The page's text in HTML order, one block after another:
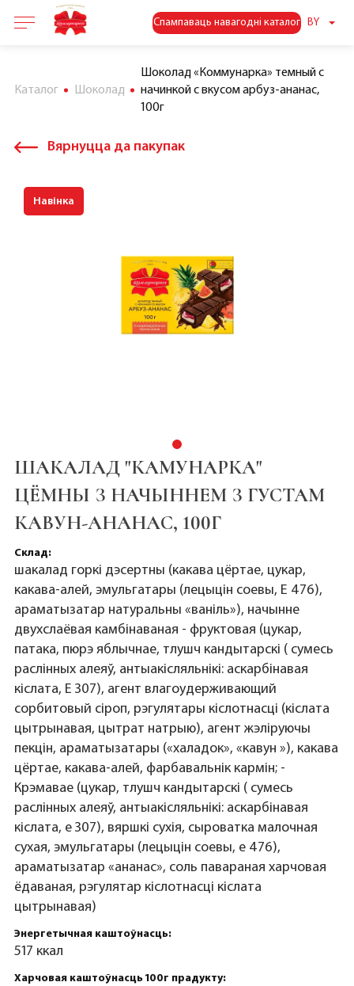
Спампаваць навагодні каталог BY
Каталог Шоколад
Шоколад «Коммунарка» темный с
начинкой с вкусом арбуз-ананас,
100г
Вярнуцца да пакупак
Навінка
ШАКАЛАД "КАМУНАРКА"
ЦЁМНЫ З НАЧЫННЕМ З ГУСТАМ
КАВУН-АНАНАС, 100Г
Склад:
шакалад горкі дэсертны (какава цёртае, цукар,
какава-алей, эмульгатары (лецыцін соевы, Е 476),
араматызатар натуральны «ваніль»), начынне
двухслаёвая камбінаваная - фруктовая (цукар,
патака, пюрэ яблычнае, тлушч кандытарскі ( сумесь
раслінных алеяў, антыакісляльнікі: аскарбінавая
кіслата, Е 307), агент влагоудерживающий
сорбитовый сіроп, рэгулятары кіслотнасці (кіслата
цытрынавая, цытрат натрыю), агент жэліруючы
пекцін, араматызатары («халадок», «кавун »), какава
цёртае, какава-алей, фарбавальнік кармін; -
Крэмавае (цукар, тлушч кандытарскі ( сумесь
раслінных алеяў, антыакісляльнікі: аскарбінавая
кіслата, е 307), вяршкі сухія, сыроватка малочная
сухая, эмульгатары (лецыцін соевы, е 476),
араматызатар «ананас», соль павараная харчовая
ёдаваная, рэгулятар кіслотнасці кіслата
цытрынавая)
Энергетычная каштоўнасць:
517 ккал
Харчовая каштоўнасць 100г прадукту: